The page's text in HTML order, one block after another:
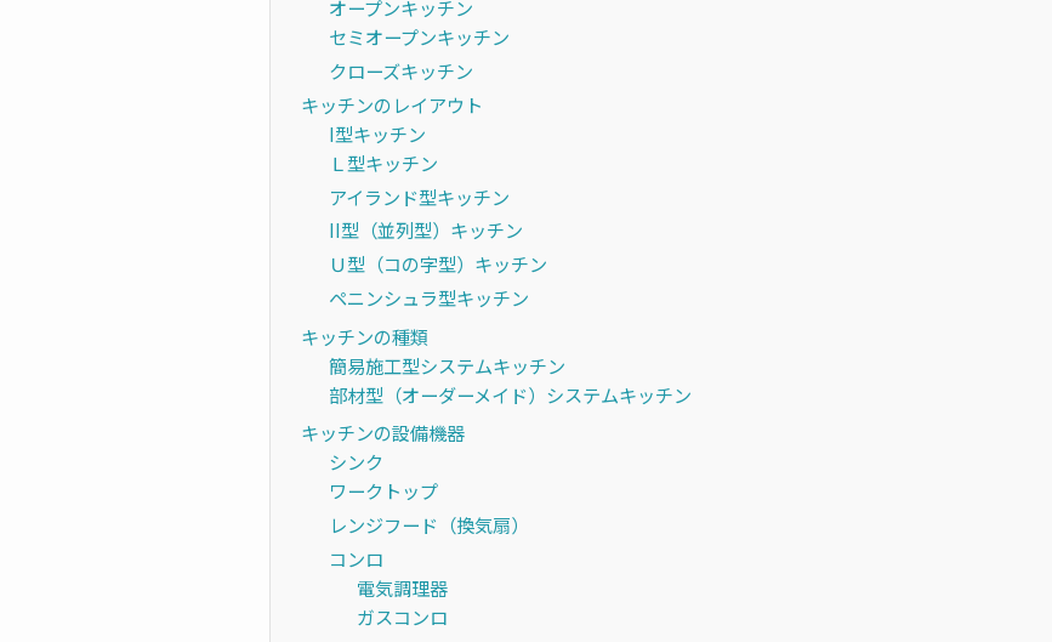
オープンキッチン
セミオープンキッチン
クローズキッチン
キッチンのレイアウト
I型キッチン
Ｌ型キッチン
アイランド型キッチン
II型（並列型）キッチン
Ｕ型（コの字型）キッチン
ペニンシュラ型キッチン
キッチンの種類
簡易施工型システムキッチン
部材型（オーダーメイド）システムキッチン
キッチンの設備機器
シンク
ワークトップ
レンジフード（換気扇）
コンロ
電気調理器
ガスコンロ